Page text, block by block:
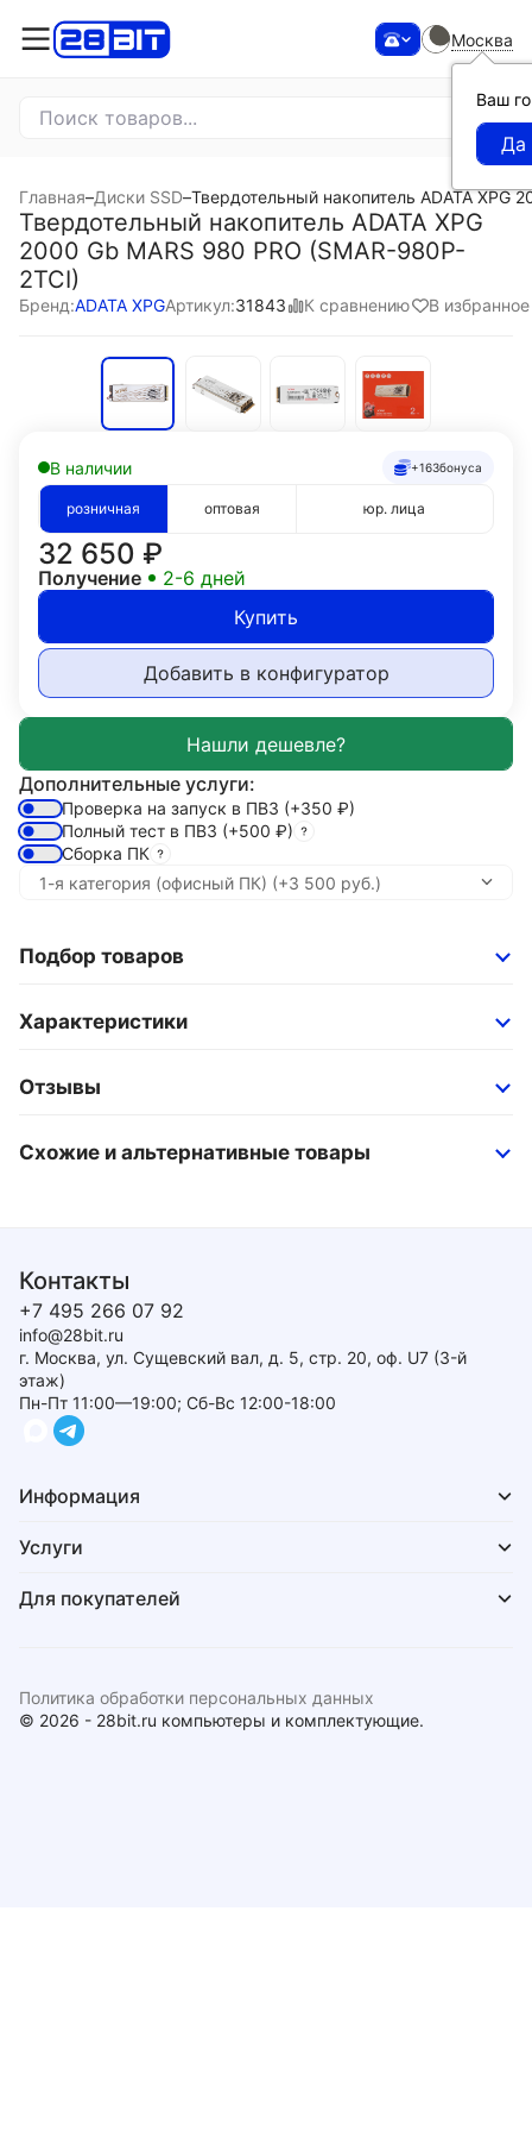
Москва
Ваш
Главная–Диски SSD–Твердотельный накопитель ADATA XPG
Твердотельный накопитель ADATA XPG
2000 Gb MARS 980 PRO (SMAR-980P-
2TCI)
Бренд:ADATA XPGАртикул:31843 К сравнению В избранное
В наличии +163бонуса
розничная оптовая юр. лица
32 650 ₽
Получение
2-6 дней
Купить
Добавить в конфигуратор
Дополнительные услуги:
Проверка на запуск в ПВЗ (+350 ₽)
Полный тест в ПВЗ (+500 ₽)
Сборка ПК
Подбор товаров
Характеристики
Отзывы
Схожие и альтернативные товары
Контакты
+7 495 266 07 92
info@28bit.ru
г. Москва, ул. Сущевский вал, д. 5, стр. 20, оф. U7 (3-й
этаж)
Пн-Пт 11:00—19:00; Сб-Вс 12:00-18:00
Информация
Услуги
Для покупателей
© 2026 - 28bit.ru компьютеры и комплектующие.
Политика обработки персональных данных